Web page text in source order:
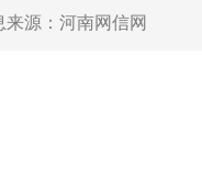
来源： 河南网信网